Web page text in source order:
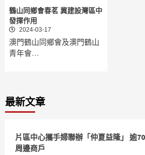
鶴山同鄉會春茗 冀建設灣區中
發揮作用
2024-03-17
澳門鶴山同鄉會及澳門鶴山
青年會…
最新文章
片區中心攜手婦聯辦「仲夏益隆」 逾
周邊商戶